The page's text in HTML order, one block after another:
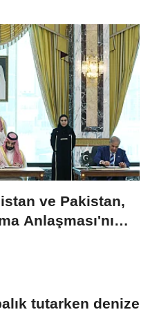
ve Pakistan,
Anlaşması'nı
tutarken denize